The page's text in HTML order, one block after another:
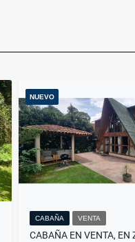
NUEVO
CABAÑA VENTA